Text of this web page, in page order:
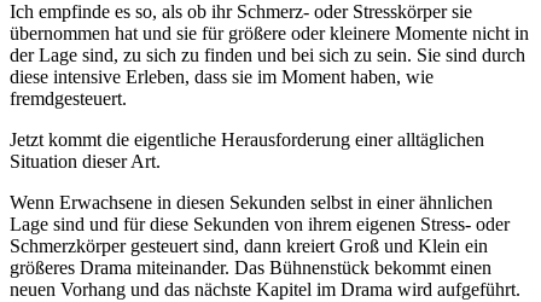
Ich empfinde es so, als ob ihr Schmerz- oder Stresskörper sie
übernommen hat und sie für größere oder kleinere Momente nicht in
der Lage sind, zu sich zu finden und bei sich zu sein. Sie sind durch
diese intensive Erleben, dass sie im Moment haben, wie
fremdgesteuert.
Jetzt kommt die eigentliche Herausforderung einer alltäglichen
Situation dieser Art.
Wenn Erwachsene in diesen Sekunden selbst in einer ähnlichen
Lage sind und für diese Sekunden von ihrem eigenen Stress- oder
Schmerzkörper gesteuert sind, dann kreiert Groß und Klein ein
größeres Drama miteinander. Das Bühnenstück bekommt einen
neuen Vorhang und das nächste Kapitel im Drama wird aufgeführt.